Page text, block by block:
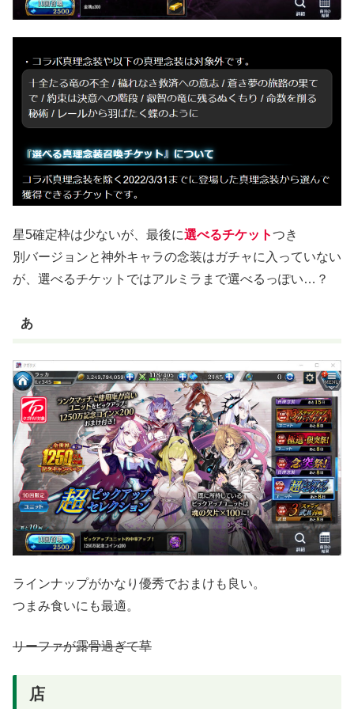
星5確定枠は少ないが、最後に選べるチケットつき
別バージョンと神外キャラの念装はガチャに入っていない
が、選べるチケットではアルミラまで選べるっぽい…？
あ
ラインナップがかなり優秀でおまけも良い。
つまみ食いにも最適。
リーファが露骨過ぎて草
店